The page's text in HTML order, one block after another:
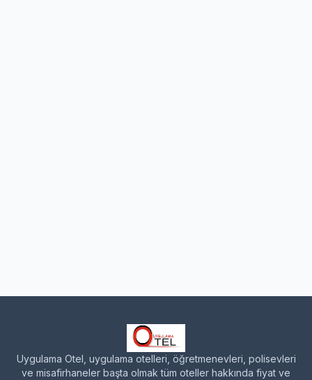
Uygulama Otel, uygulama otelleri, öğretmenevleri, polisevleri
ve misafirhaneler başta olmak tüm oteller hakkında fiyat ve